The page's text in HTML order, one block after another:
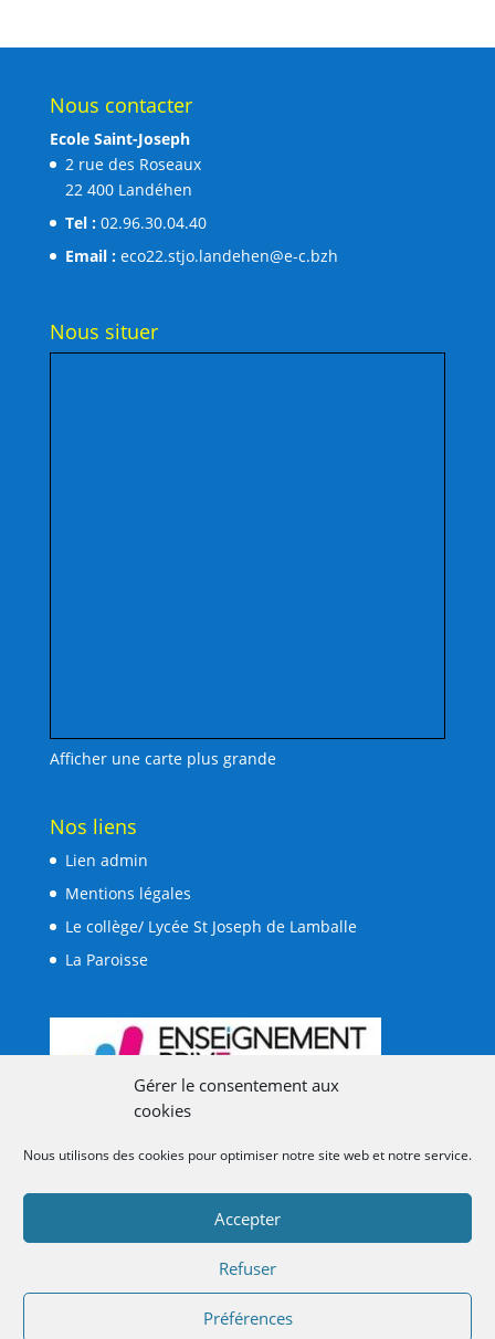
Gérer le consentement aux
cookies
Nous utilisons des cookies pour optimiser notre site web et notre service.
Accepter
Refuser
Préférences
Nous contacter
Ecole Saint-Joseph
2 rue des Roseaux
22 400 Landéhen
Tel :02.96.30.04.40
Email :eco22.stjo.landehen@e-c.bzh
Nous situer
Afficher une carte plus grande
Nos liens
Lien admin
Mentions légales
Le collège/ Lycée St Joseph de Lamballe
La Paroisse